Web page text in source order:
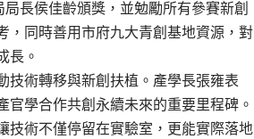
長侯佳齡頒獎，並勉勵所有參賽新創
，同時善用市府九大青創基地資源，對
長。
技術轉移與新創扶植。產學長張雍表
學合作共創永續未來的重要里程碑。
技術不僅停留在實驗室，更能實際落地